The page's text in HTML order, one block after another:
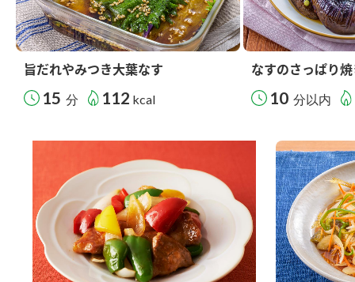
旨だれやみつき大葉なす
15 分 112 kcal
なすのさっぱり
10 分以内